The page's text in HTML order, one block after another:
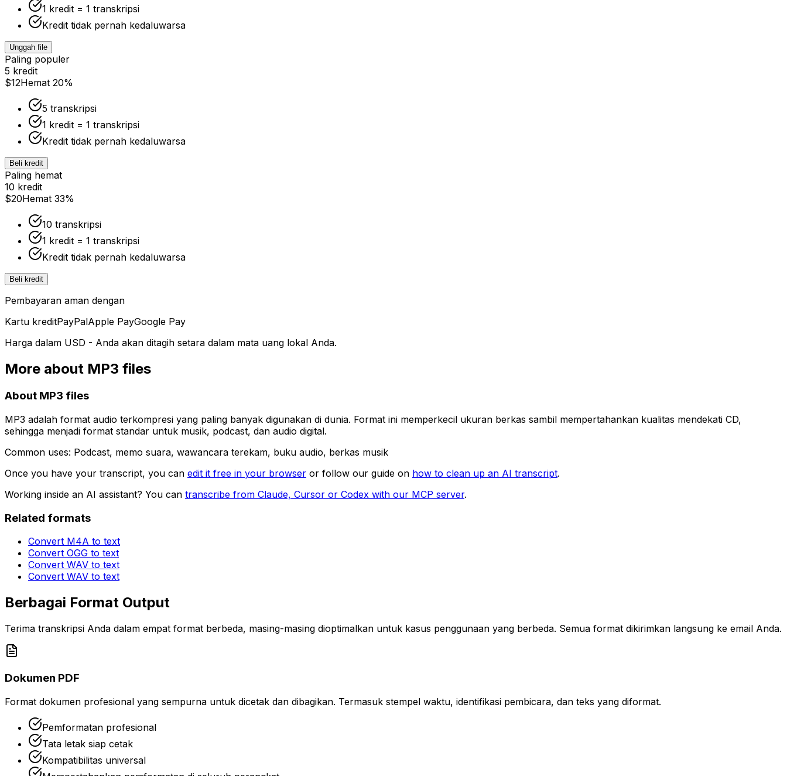
1 kredit = 1 transkripsi
Kredit tidak pernah kedaluwarsa
Unggah file
Paling populer
5 kredit
$12Hemat 20%
5 transkripsi
1 kredit = 1 transkripsi
Kredit tidak pernah kedaluwarsa
Beli kredit
Paling hemat
10 kredit
$20Hemat 33%
10 transkripsi
1 kredit = 1 transkripsi
Kredit tidak pernah kedaluwarsa
Beli kredit
Pembayaran aman dengan
Kartu kreditPayPalApple PayGoogle Pay
Harga dalam USD - Anda akan ditagih setara dalam mata uang lokal Anda.
More about MP3 files
About MP3 files
MP3 adalah format audio terkompresi yang paling banyak digunakan di dunia. Format ini memperkecil ukuran berkas sambil mempertahankan kualitas mendekati CD,
sehingga menjadi format standar untuk musik, podcast, dan audio digital.
Common uses: Podcast, memo suara, wawancara terekam, buku audio, berkas musik
Once you have your transcript, you can edit it free in your browser or follow our guide on how to clean up an AI transcript.
Working inside an AI assistant? You can transcribe from Claude, Cursor or Codex with our MCP server.
Related formats
Convert M4A to text
Convert OGG to text
Convert WAV to text
Convert WAV to text
Berbagai Format Output
Terima transkripsi Anda dalam empat format berbeda, masing-masing dioptimalkan untuk kasus penggunaan yang berbeda. Semua format dikirimkan langsung ke email Anda.
Dokumen PDF
Format dokumen profesional yang sempurna untuk dicetak dan dibagikan. Termasuk stempel waktu, identifikasi pembicara, dan teks yang diformat.
Pemformatan profesional
Tata letak siap cetak
Kompatibilitas universal